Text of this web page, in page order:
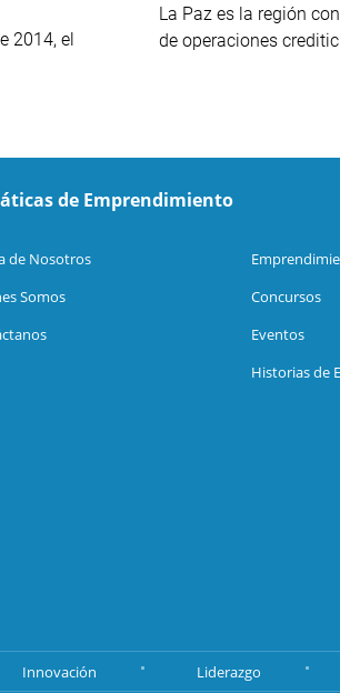
2014, el
La Paz es la región
de operaciones
de Emprendimiento
de Nosotros
Somos
Concursos
Eventos
Historias de
Innovación Liderazgo